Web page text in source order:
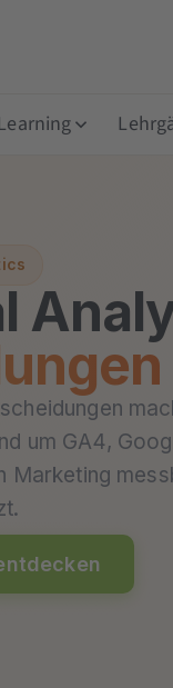
um GA4,
Marketing